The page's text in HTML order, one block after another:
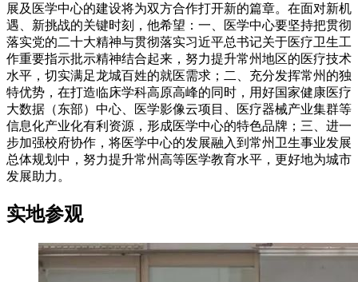
展及医学中心的建设将为双方合作打开新的篇章。在面对新机
遇、新挑战的关键时刻，他希望：一、医学中心要坚持把贯彻
落实党的二十大精神与贯彻落实习近平总书记关于医疗卫生工
作重要指示批示精神结合起来，努力提升常州地区的医疗技术
水平，切实满足龙城百姓的就医需求；二、充分发挥常州的独
特优势，在打造临床学科高原高峰的同时，用好国家健康医疗
大数据（东部）中心、医学影像云项目、医疗器械产业集群等
信息化产业化有利资源，形成医学中心的特色品牌；三、进一
步加强校府协作，将医学中心的发展融入到常州卫生事业发展
总体规划中，努力提升常州高等医学教育水平，更好地为城市
发展助力。
实地参观